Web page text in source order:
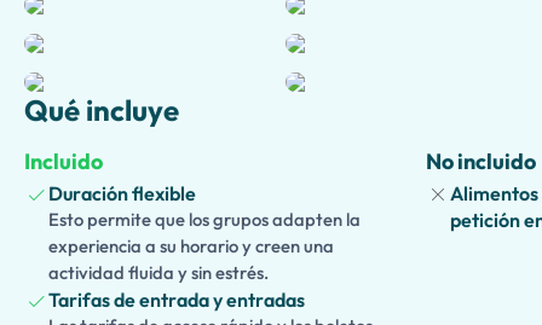
fascinantes historias de la vida diaria romana, ingeniería y la
catastrófica.
Continúa hacia el
Parque Nacional del Monte Vesuvio
,
hasta el sendero que lleva al cráter. Disfruta de un paseo
admira vistas panorámicas espectaculares sobre la bahía de
Las familias que viajan con niños también pueden elegir una
adaptada para niños, con narrativa interactiva, juegos,
educativas atractivas que hacen que la historia y la geología
jóvenes exploradores.
Qué incluye
Incluido
Duración flexible
Esto permite que los grupos adapten la
experiencia a su horario y creen una
actividad fluida y sin estrés.
Tarifas de entrada y entradas
No incluido
Alimentos
petición